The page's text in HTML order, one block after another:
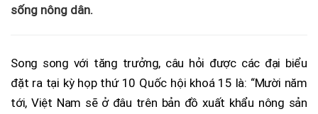
sống nông dân.
Song song với tăng trưởng, câu hỏi được các đại biểu
đặt ra tại kỳ họp thứ 10 Quốc hội khoá 15 là: “Mười năm
tới, Việt Nam sẽ ở đâu trên bản đồ xuất khẩu nông sản